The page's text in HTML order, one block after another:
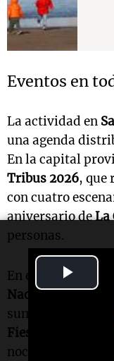
Eventos en
La actividad en
una agenda
En la capital
Tribus 2026, que
con cuatro
aniversario deLa
personas.
En el norte,
Nacional del
sumó
Fiesta del Citrus
nocturno. En el